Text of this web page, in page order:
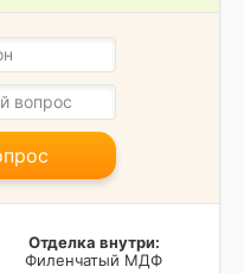
Отделка внутри:
Филенчатый МДФ